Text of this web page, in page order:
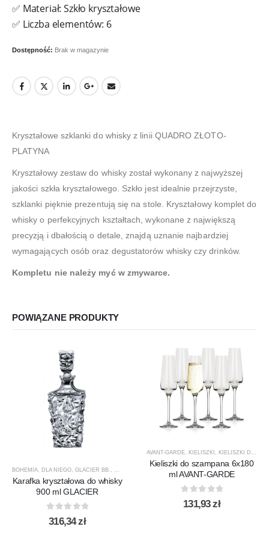
✅ Materiał: Szkło kryształowe
✅ Liczba elementów: 6
Dostępność: Brak w magazynie
Kryształowe szklanki do whisky z linii QUADRO ZŁOTO-
PLATYNA
Kryształowy zestaw do whisky został wykonany z najwyższej
jakości szkła kryształowego. Szkło jest idealnie przejrzyste,
szklanki pięknie prezentują się na stole. Kryształowy komplet do
whisky o perfekcyjnych kształtach, wykonane z największą
precyzją i dbałością o detale, znajdą uznanie najbardziej
wymagających osób oraz degustatorów whisky czy drinków.
Kompletu nie należy myć w zmywarce.
POWIĄZANE PRODUKTY
BOHEMIA DLA NIEGO GLACIER BB. PREZENTY
Karafka kryształowa do whisky
900 ml GLACIER
0out of 5
316,34zł
AVANT-GARDE KIELISZKI KIELISZKI DO SZAMPANA
Kieliszki do szampana 6x180
ml AVANT-GARDE
0out of 5
131,93zł